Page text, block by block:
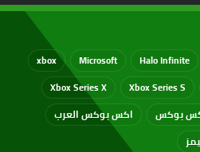
Halo Infinite
Microsoft
xbox
Xbox Series S
Xbox Series X
بوكس
اكس بوكس العرب